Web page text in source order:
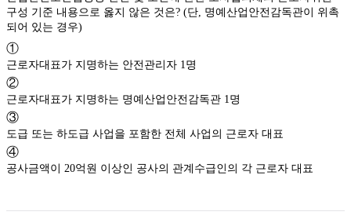
구성 기준 내용으로 옳지 않은 것은? (단, 명예산업안전감독관이 위촉
되어 있는 경우)
①
근로자대표가 지명하는 안전관리자 1명
②
근로자대표가 지명하는 명예산업안전감독관 1명
③
도급 또는 하도급 사업을 포함한 전체 사업의 근로자 대표
④
공사금액이 20억원 이상인 공사의 관계수급인의 각 근로자 대표